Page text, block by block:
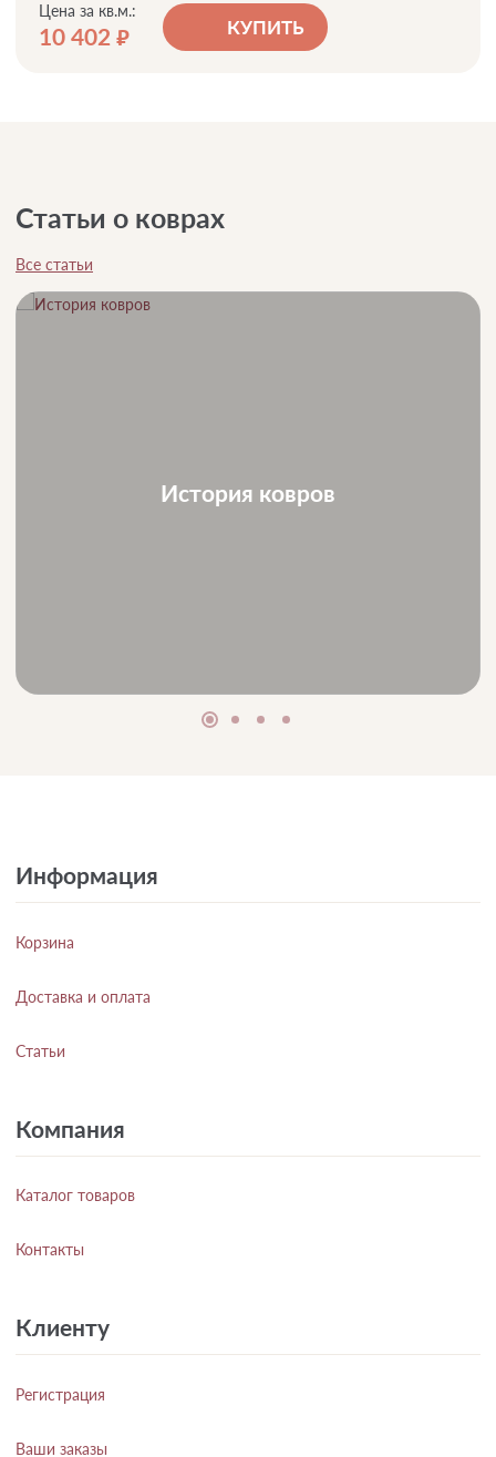
Цена за кв.м.:
10 402 руб. КУПИТЬ
Статьи о коврах
Все статьи
История ковров
Информация
Корзина
Доставка и оплата
Статьи
Компания
Каталог товаров
Контакты
Клиенту
Регистрация
Ваши заказы